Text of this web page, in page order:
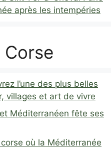
après les intempéries
l’une des plus belles
villages et art de vivre
Méditerranéen fête ses
où la Méditerranée